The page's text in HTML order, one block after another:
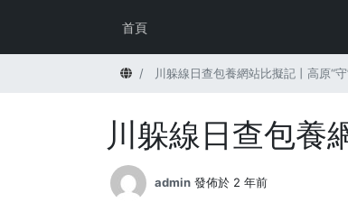
首頁
首頁 川躲線日查包養網站比擬記丨高原“
川躲線日查包養
admin 發佈於 2 年前